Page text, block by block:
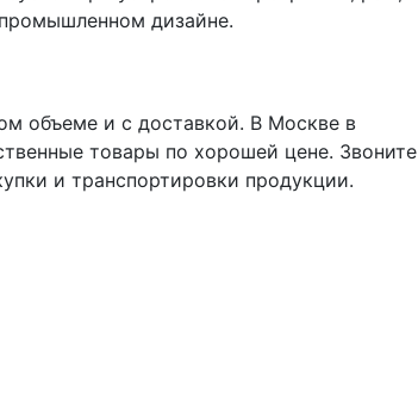
дизайне.
объеме и с доставкой. В Москве в
товары по хорошей цене. Звоните
и транспортировки продукции.